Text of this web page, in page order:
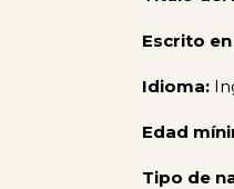
Escrito
Idioma:
Edad
Tipo de